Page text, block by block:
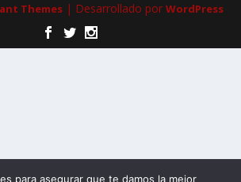
Themes| Desarrollado por WordPress
para asegurar que te damos la mejor